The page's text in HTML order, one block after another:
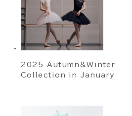
2025 Autumn&Winter
Collection in January